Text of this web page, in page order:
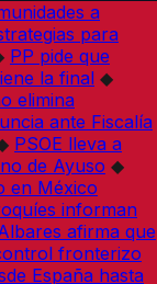
a
para
PP pide que
la final ◆
elimina
ante Fiscalía
PSOE lleva a
de Ayuso ◆
en México
informan
afirma que
fronterizo
España hasta